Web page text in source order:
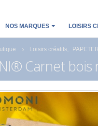
NOS MARQUES LOISIRS
Loisirs créatifs
Carnet bois